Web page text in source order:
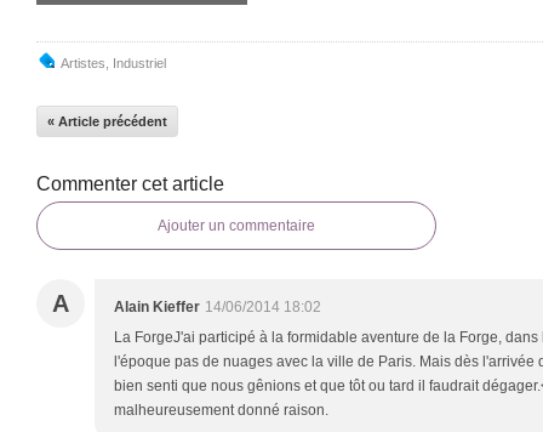
Artistes Industriel
« Article précédent
Commenter cet article
Ajouter un commentaire
A Alain Kieffer 14/06/2014 18:02
La ForgeJ'ai participé à la formidable aventure de la Forge,
l'époque pas de nuages avec la ville de Paris. Mais dès l'arrivée
bien senti que nous gênions et que tôt ou tard il faudrait
malheureusement donné raison.